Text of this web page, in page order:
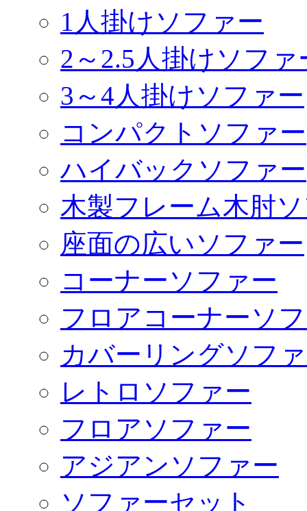
1人掛けソファー
2～2.5人掛けソファ
3～4人掛けソファー
コンパクトソファー
ハイバックソファー
木製フレーム木肘
座面の広いソファー
コーナーソファー
フロアコーナーソ
カバーリングソフ
レトロソファー
フロアソファー
アジアンソファー
ソファーセット